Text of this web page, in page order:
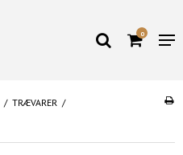
0
/ TRÆVARER /